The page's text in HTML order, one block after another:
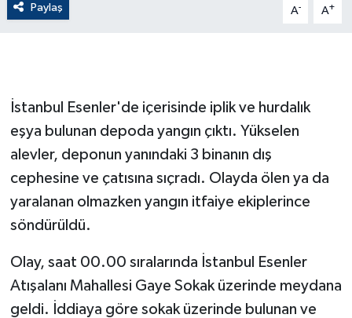
Paylaş A- A+
İstanbul Esenler'de içerisinde iplik ve hurdalık
eşya bulunan depoda yangın çıktı. Yükselen
alevler, deponun yanındaki 3 binanın dış
cephesine ve çatısına sıçradı. Olayda ölen ya da
yaralanan olmazken yangın itfaiye ekiplerince
söndürüldü.
Olay, saat 00.00 sıralarında İstanbul Esenler
Atışalanı Mahallesi Gaye Sokak üzerinde meydana
geldi. İddiaya göre sokak üzerinde bulunan ve
EKONOMİ
Finans
Gayrimenkul
GENEL
GÜNDEM
Güvenlik